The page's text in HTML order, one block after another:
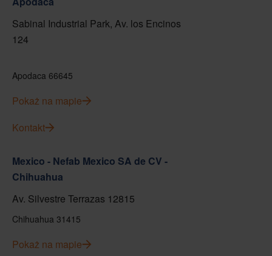
Sabinal Industrial Park, Av. los Encinos
124
Apodaca 66645
Pokaż na mapie
Kontakt
Mexico - Nefab Mexico SA de CV -
Chihuahua
Av. Silvestre Terrazas 12815
Chihuahua 31415
Pokaż na mapie